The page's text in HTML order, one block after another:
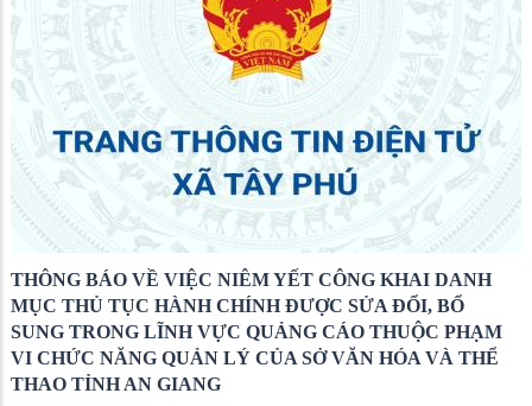
THÔNG BÁO VỀ VIỆC NIÊM YẾT CÔNG KHAI DANH
MỤC THỦ TỤC HÀNH CHÍNH ĐƯỢC SỬA ĐỔI, BỔ
SUNG TRONG LĨNH VỰC QUẢNG CÁO THUỘC PHẠM
VI CHỨC NĂNG QUẢN LÝ CỦA SỞ VĂN HÓA VÀ THỂ
THAO TỈNH AN GIANG